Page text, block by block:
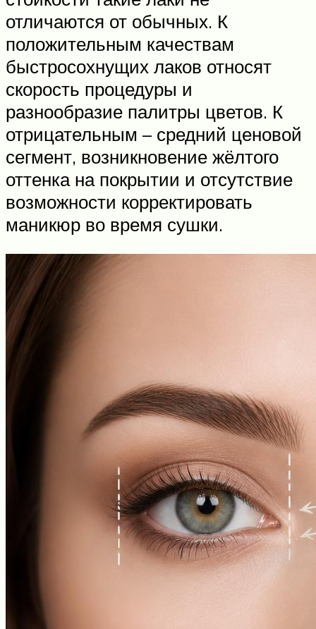
отличаются от обычных. К
положительным качествам
быстросохнущих лаков относят
скорость процедуры и
разнообразие палитры цветов. К
отрицательным – средний ценовой
сегмент, возникновение жёлтого
оттенка на покрытии и отсутствие
возможности корректировать
маникюр во время сушки.